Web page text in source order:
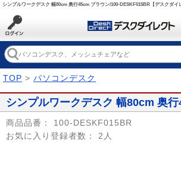
シンプルワークデスク 幅80cm 奥行45cm ブラウン/100-DESKF015BR【デスクダイ
TOP > パソコンデスク
シンプルワークデスク 幅80cm 奥
商品品番：
100-DESKF015BR
お気に入り登録者数：
2人